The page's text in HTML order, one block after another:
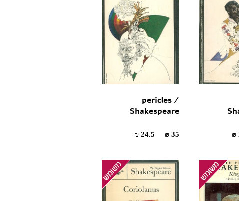
pericles /
Shakespeare
35 ₪
24.5 ₪